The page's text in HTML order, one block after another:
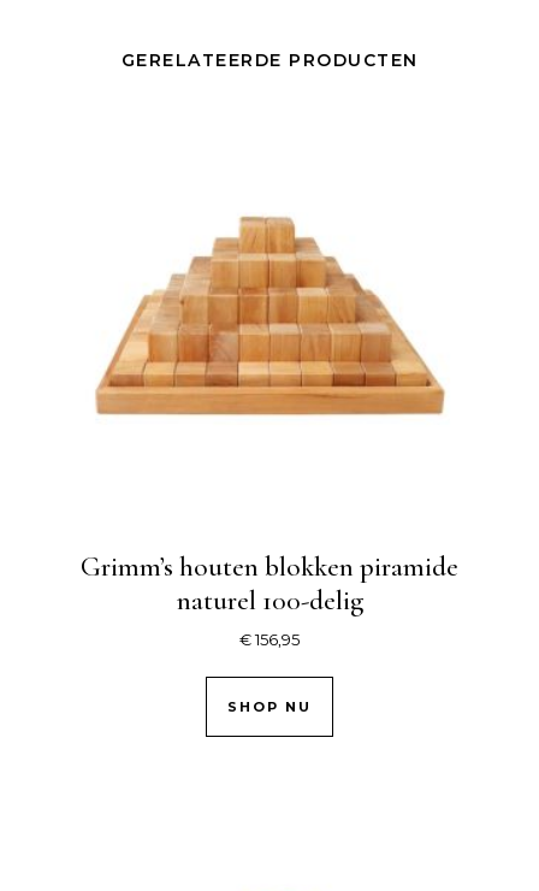
GERELATEERDE PRODUCTEN
Grimm’s houten blokken piramide
naturel 100-delig
€156,95
SHOP NU